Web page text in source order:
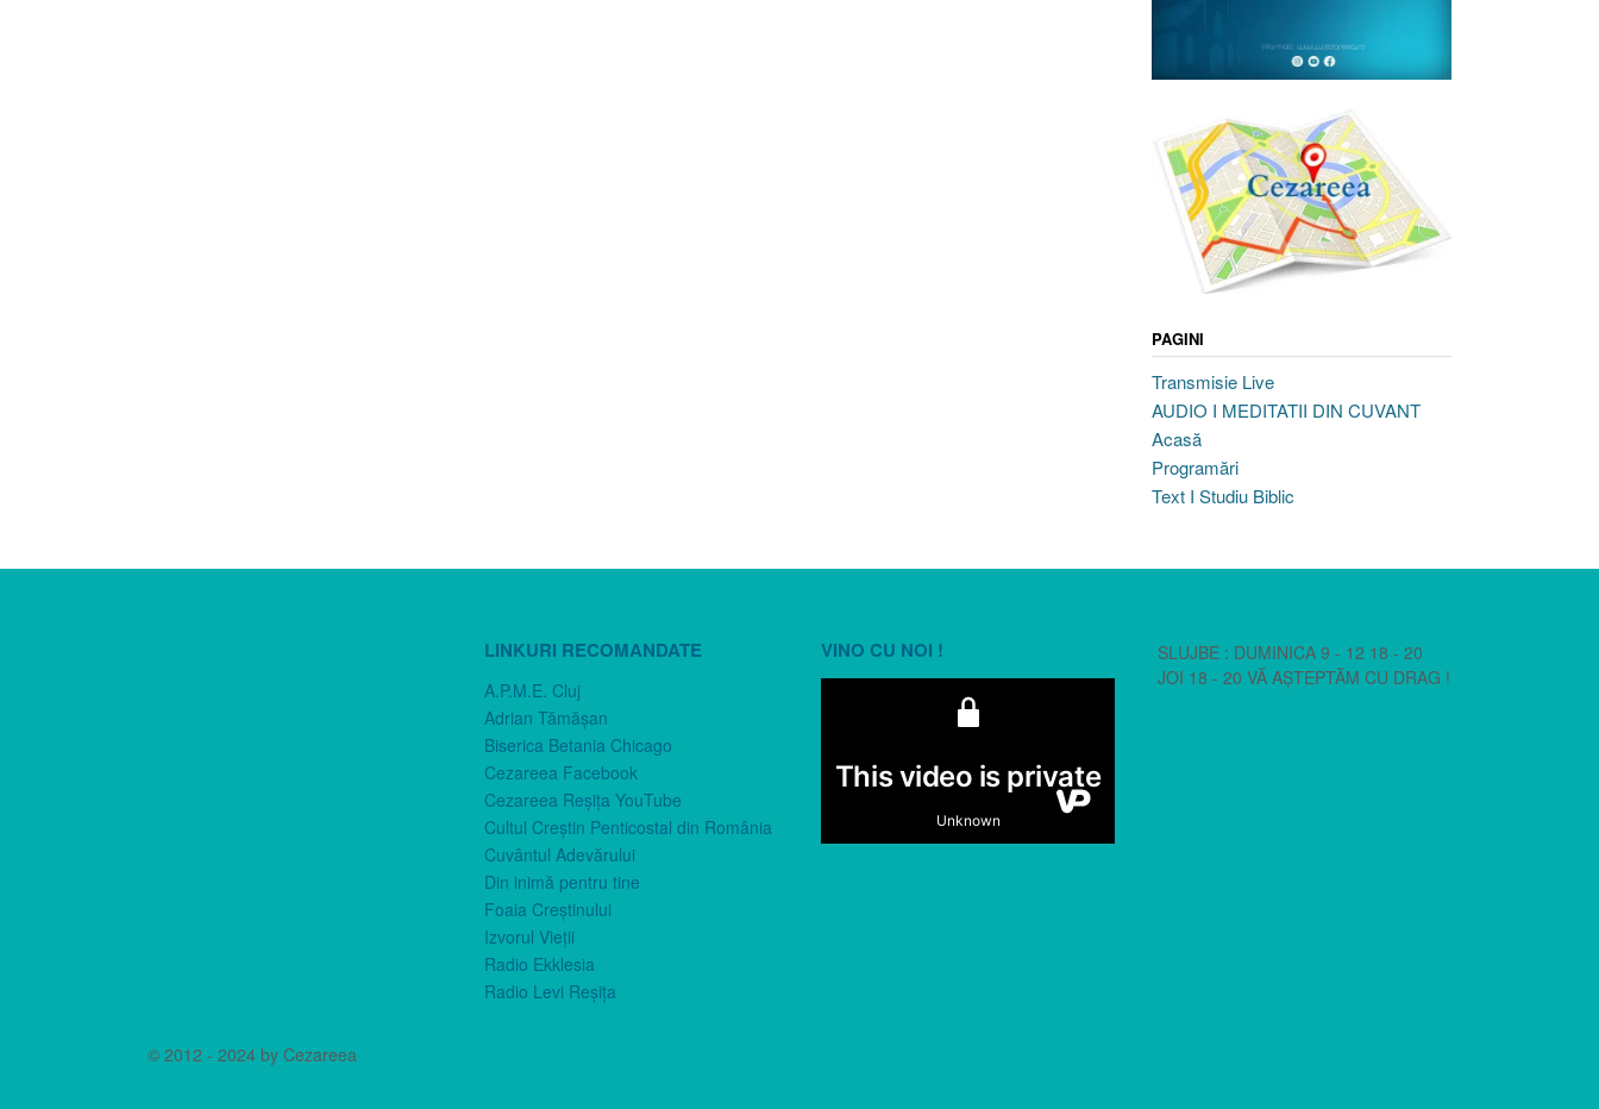
PAGINI
Transmisie Live
AUDIO I MEDITATII DIN CUVANT
Acasă
Programări
Text I Studiu Biblic
LINKURI RECOMANDATE
A.P.M.E. Cluj
Adrian Tămăşan
Biserica Betania Chicago
Cezareea Facebook
Cezareea Reşiţa YouTube
Cultul Creştin Penticostal din România
Cuvântul Adevărului
Din inimă pentru tine
Foaia Creştinului
Izvorul Vieţii
Radio Ekklesia
Radio Levi Reşiţa
VINO CU NOI !
SLUJBE : DUMINICA 9 - 12 18 - 20
JOI 18 - 20 VĂ AȘTEPTĂM CU DRAG !
© 2012 - 2024 by Cezareea